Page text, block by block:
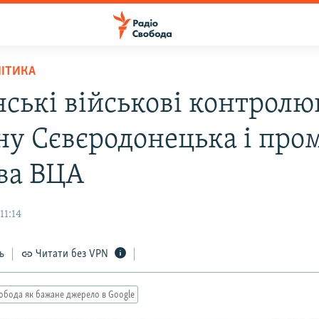
військові
Сєвєродонецька і
ВЦА
Читати без VPN
як бажане джерело в Google